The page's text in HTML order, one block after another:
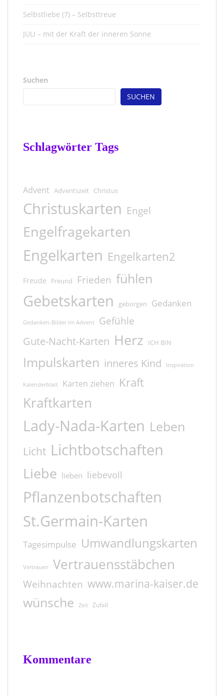
Selbstliebe (7) – Selbsttreue
JULI – mit der Kraft der inneren Sonne
Suchen
SUCHEN
Schlagwörter Tags
Advent Adventszeit Christus
Christuskarten Engel
Engelfragekarten
Engelkarten Engelkarten2
Freude Freund Frieden fühlen
Gebetskarten geborgen Gedanken
Gedanken-Bilder im Advent Gefühle
Gute-Nacht-Karten Herz ICH BIN
Impulskarten inneres Kind Inspiration
Kalenderblatt Karten ziehen Kraft
Kraftkarten
Lady-Nada-Karten Leben
Licht Lichtbotschaften
Liebe lieben liebevoll
Pflanzenbotschaften
St.Germain-Karten
Tagesimpulse Umwandlungskarten
Vertrauen Vertrauensstäbchen
Weihnachten www.marina-kaiser.de
wünsche Zeit Zufall
Kommentare